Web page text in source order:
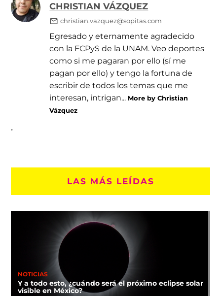
CHRISTIAN VÁZQUEZ
christian.vazquez@sopitas.com
Egresado y eternamente agradecido
con la FCPyS de la UNAM. Veo deportes
como si me pagaran por ello (sí me
pagan por ello) y tengo la fortuna de
escribir de todos los temas que me
interesan, intrigan... More by Christian
Vázquez
LAS MÁS LEÍDAS
NOTICIAS
Y a todo esto, ¿cuándo será el próximo eclipse solar
visible en México?